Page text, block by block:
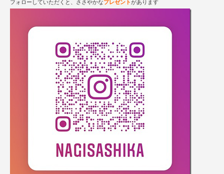
フォローしていただくと、ささやかなプレゼントがあります